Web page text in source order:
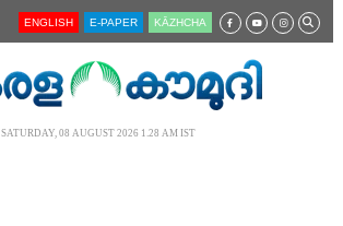
ENGLISH E-PAPER KĀZHCHA
SATURDAY, 08 AUGUST 2026 1.28 AM IST